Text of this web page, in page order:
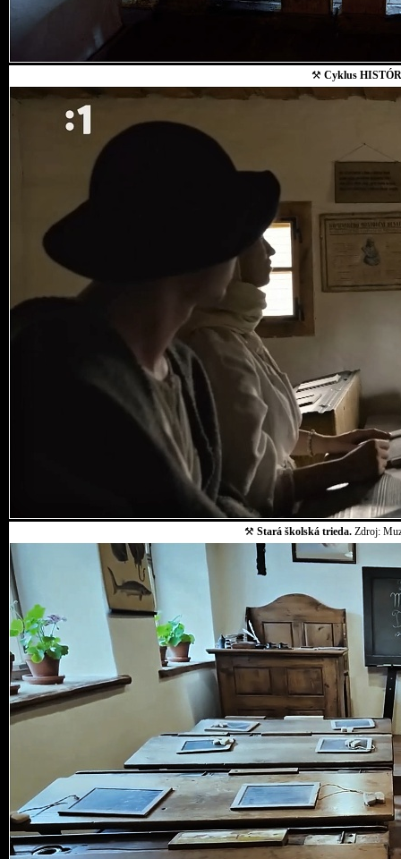
⚒ Cyklus
⚒ Stará školská trieda. Zdroj: